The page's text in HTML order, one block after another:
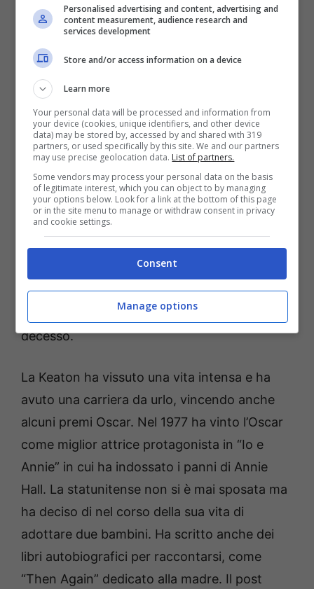
Un post condiviso da Romina Power (@rominaspower)
In queste ore, tuttavia, la cantante ha dato
una brutta notizia ai seguaci. “Diane Keaton
ci ha lasciati. Ci manchera’ la sua ironia, il
suo talento!”, ha scritto l’artista allegando
anche una fotografia della collega. L’artista
ha perso la vita all’età di 79 anni: la famiglia
ha deciso di non rendere note le cause del
decesso.
La Keaton ha vissuto una vita intensa e ha
avuto una carriera da urlo, vincendo anche
alcuni premi Oscar. Nel 1977 ha vinto l’Oscar
come miglior attrice protagonista in “Io e
Annie” in cui ha indossato i panni di Annie
Hall. La statunitense non si è mai sposata ma
ha deciso di nel corso della sua vita di
adottare due bambini. Ha scritto anche dei
libri autobiografici per raccontarsi, come
“Then Again” dedicato alla madre. Il post
Personalised advertising and content, advertising and
content measurement, audience research and
services development
Store and/or access information on a device
Learn more
Your personal data will be processed and information from
your device (cookies, unique identifiers, and other device
data) may be stored by, accessed by and shared with 319
partners, or used specifically by this site. We and our partners
may use precise geolocation data. List of partners.
Some vendors may process your personal data on the basis
of legitimate interest, which you can object to by managing
your options below. Look for a link at the bottom of this page
or in the site menu to manage or withdraw consent in privacy
and cookie settings.
Consent
Manage options